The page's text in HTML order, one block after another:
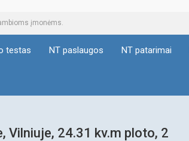
įmonėms.
testas NT paslaugos NT patarimai
Vilniuje, 24.31 kv.m ploto, 2